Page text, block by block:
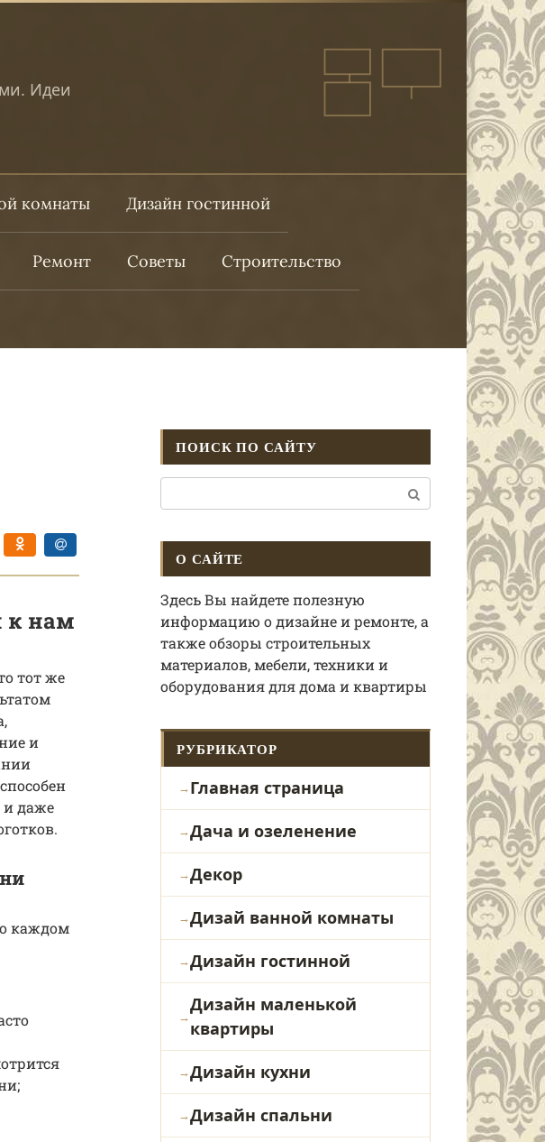
Идеи
комнаты Дизайн гостинной
Ремонт Советы Строительство
к нам
тот же
и
и даже
каждом
ПОИСК ПО САЙТУ
О САЙТЕ
Здесь Вы найдете полезную
информацию о дизайне и ремонте, а
также обзоры строительных
материалов, мебели, техники и
оборудования для дома и квартиры
РУБРИКАТОР
Главная страница
Дача и озеленение
Декор
Дизай ванной комнаты
Дизайн гостинной
Дизайн маленькой
квартиры
Дизайн кухни
Дизайн спальни